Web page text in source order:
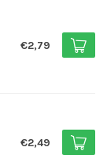
€2,79
€2,49